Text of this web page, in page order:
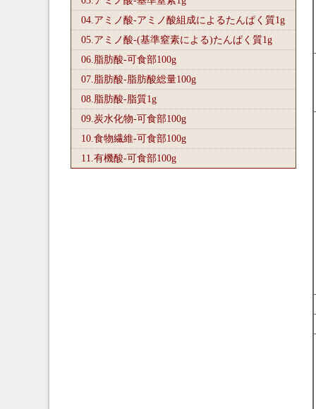
04.アミノ酸-アミノ酸組成によるたんぱく質1g
05.アミノ酸-(基準窒素による)たんぱく質1g
06.脂肪酸-可食部100g
07.脂肪酸-脂肪酸総量100g
08.脂肪酸-脂質1g
09.炭水化物-可食部100g
10.食物繊維-可食部100g
11.有機酸-可食部100g